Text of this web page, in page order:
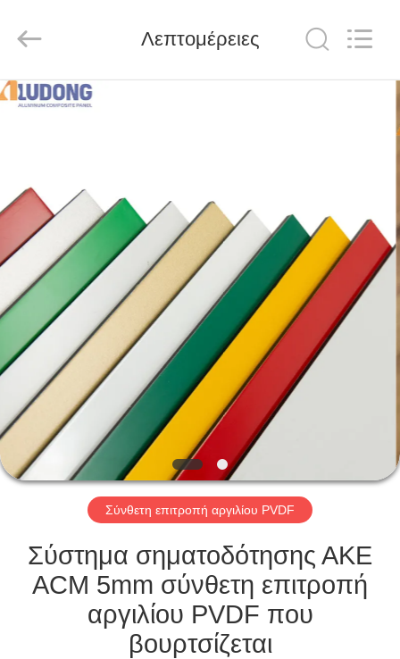
ΣΠΊΤΙ
ΣΧΕΤΙΚΆ
ΜΕ
ΕΜΆΣ
ΠΕΡΙΟΔΕΊΑ
ΣΤΟ
ΕΡΓΟΣΤΆΣΙΟ
ΈΛΕΓΧΟΣ
ΠΟΙΌΤΗΤΑΣ
ΕΠΙΚΟΙΝΩΝΉΣΤΕ
ΜΑΖΊ
ΜΑΣ
ΕΙΔΉΣΕΙΣ
Co.,
Reserved.
Λεπτομέρειες
Σύνθετη επιτροπή αργιλίου PVDF
Σύστημα σηματοδότησης ΑΚΕ
ACM 5mm σύνθετη επιτροπή
αργιλίου PVDF που
βουρτσίζεται